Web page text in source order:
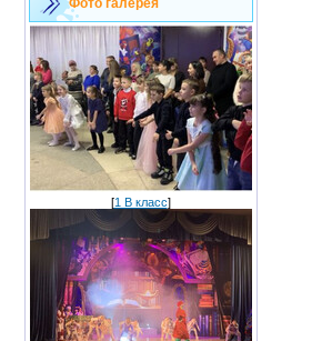
Фото галерея
[1 В класс]